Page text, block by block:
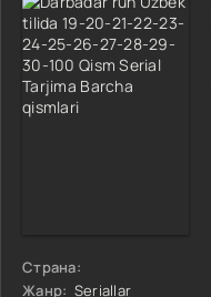
Страна:
Жанр: Seriallar